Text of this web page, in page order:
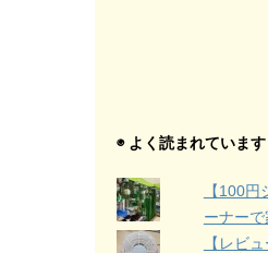
◉ よく読まれています
【100
ーナー
【レビ